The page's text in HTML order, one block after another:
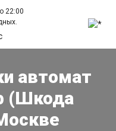
22:00
автомат
(Шкода